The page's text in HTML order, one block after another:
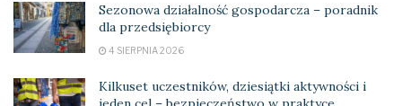
Sezonowa działalność gospodarcza – poradnik
dla przedsiębiorcy
4 SIERPNIA 2026
Kilkuset uczestników, dziesiątki aktywności i